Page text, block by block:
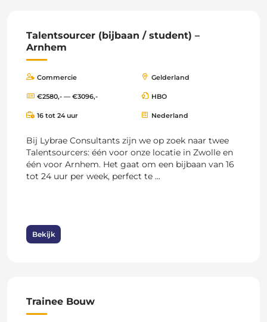
Talentsourcer (bijbaan / student) –
Arnhem
Commercie Gelderland
€2580,- — €3096,- HBO
16 tot 24 uur Nederland
Bij Lybrae Consultants zijn we op zoek naar twee
Talentsourcers: één voor onze locatie in Zwolle en
één voor Arnhem. Het gaat om een bijbaan van 16
tot 24 uur per week, perfect te ...
Bekijk
Trainee Bouw